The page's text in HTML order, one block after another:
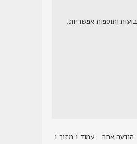
הודעה אחת | עמוד 1 מתוך 1